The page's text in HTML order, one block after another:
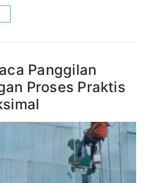
Panggilan
Proses Praktis